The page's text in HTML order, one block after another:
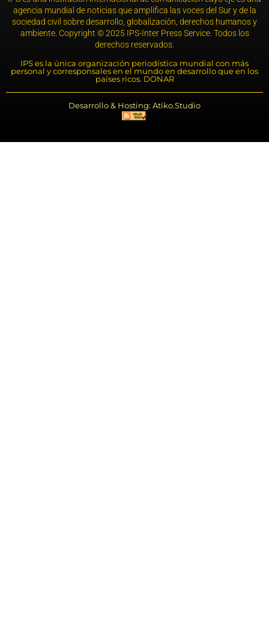
agencia mundial de noticias que amplifica las voces del Sur y de la
sociedad civil sobre desarrollo, globalización, derechos humanos y
ambiente. Copyright © 2025 IPS-Inter Press Service. Todos los
derechos reservados.
IPS es la única organización periodística mundial con más
personal y corresponsales en el mundo en desarrollo que en los
países ricos. DONAR
Desarrollo & Hosting: Atiko.Studio